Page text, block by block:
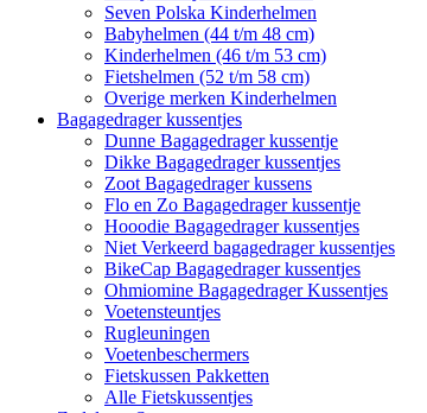
Seven Polska Kinderhelmen
Babyhelmen (44 t/m 48 cm)
Kinderhelmen (46 t/m 53 cm)
Fietshelmen (52 t/m 58 cm)
Overige merken Kinderhelmen
Bagagedrager kussentjes
Dunne Bagagedrager kussentje
Dikke Bagagedrager kussentjes
Zoot Bagagedrager kussens
Flo en Zo Bagagedrager kussentje
Hooodie Bagagedrager kussentjes
Niet Verkeerd bagagedrager kussentjes
BikeCap Bagagedrager kussentjes
Ohmiomine Bagagedrager Kussentjes
Voetensteuntjes
Rugleuningen
Voetenbeschermers
Fietskussen Pakketten
Alle Fietskussentjes